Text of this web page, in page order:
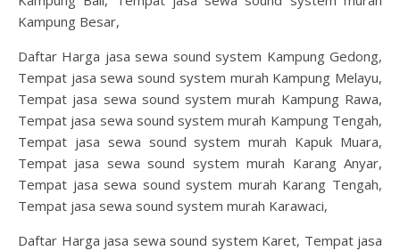
Kampung Besar,
Daftar Harga jasa sewa sound system Kampung Gedong,
Tempat jasa sewa sound system murah Kampung Melayu,
Tempat jasa sewa sound system murah Kampung Rawa,
Tempat jasa sewa sound system murah Kampung Tengah,
Tempat jasa sewa sound system murah Kapuk Muara,
Tempat jasa sewa sound system murah Karang Anyar,
Tempat jasa sewa sound system murah Karang Tengah,
Tempat jasa sewa sound system murah Karawaci,
Daftar Harga jasa sewa sound system Karet, Tempat jasa